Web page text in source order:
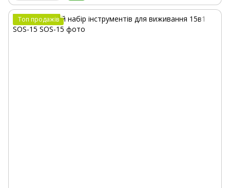
Топ продажів